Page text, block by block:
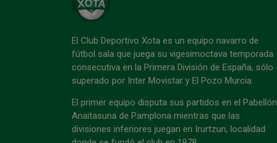
El Club Deportivo Xota es un equipo navarro de
fútbol sala que juega su vigesimoctava temporada
consecutiva en la Primera División de España, sólo
superado por Inter Movistar y El Pozo Murcia.
El primer equipo disputa sus partidos en el Pabellón
Anaitasuna de Pamplona mientras que las
divisiones inferiores juegan en Irurtzun, localidad